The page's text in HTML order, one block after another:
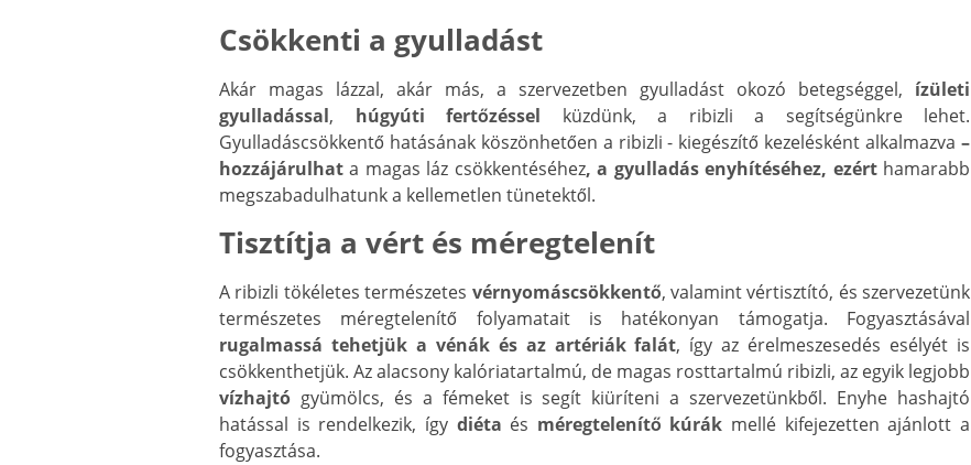
Csökkenti a gyulladást
Akár magas lázzal, akár más, a szervezetben gyulladást okozó betegséggel, ízületi
gyulladással, húgyúti fertőzéssel küzdünk, a ribizli a segítségünkre lehet.
Gyulladáscsökkentő hatásának köszönhetően a ribizli - kiegészítő kezelésként alkalmazva –
hozzájárulhata magas láz csökkentéséhez, a gyulladás enyhítéséhez, ezérthamarabb
megszabadulhatunk a kellemetlen tünetektől.
Tisztítja a vért és méregtelenít
A ribizli tökéletes természetes vérnyomáscsökkentő, valamint vértisztító, és szervezetünk
természetes méregtelenítő folyamatait is hatékonyan támogatja. Fogyasztásával
rugalmassá tehetjük a vénák és az artériák falát, így az érelmeszesedés esélyét is
csökkenthetjük. Az alacsony kalóriatartalmú, de magas rosttartalmú ribizli, az egyik legjobb
vízhajtó gyümölcs, és a fémeket is segít kiüríteni a szervezetünkből. Enyhe hashajtó
hatással is rendelkezik, így diéta és méregtelenítő kúrák mellé kifejezetten ajánlott a
fogyasztása.